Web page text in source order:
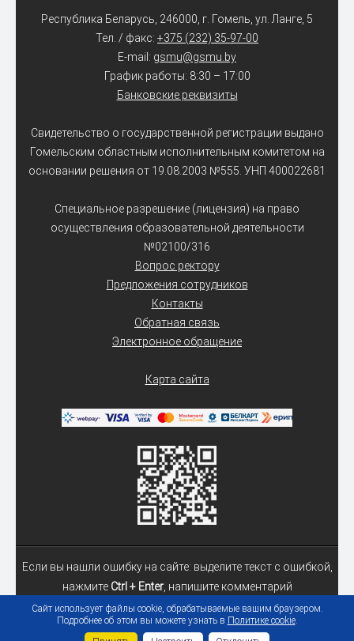
Республика Беларусь, 246000, г. Гомель, ул. Ланге, 5
Тел. / факс: +375 (232) 35-97-00
E-mail: gsmu@gsmu.by
График работы: 8:30 – 17:00
Банковские реквизиты
Свидетельство о государственной регистрации выдано
Гомельским областным исполнительным комитетом на
основании решения от 19.08.2003 №555. УНП 400022681
Специальное разрешение (лицензия) на право
осуществления образовательной деятельности
№02100/316
Вопрос ректору
Предложения сотрудников
Контакты
Обратная связь
Электронное обращение
Карта сайта
Если вы нашли ошибку на сайте: выделите текст с ошибкой,
нажмите Ctrl + Enter, напишите комментарий
© 2026 Учреждение образования «Гомельский государственный
Сайт использует файлы cookie, обрабатываемые вашим браузером.
Подробнее об этом вы можете узнать в Политике cookie.